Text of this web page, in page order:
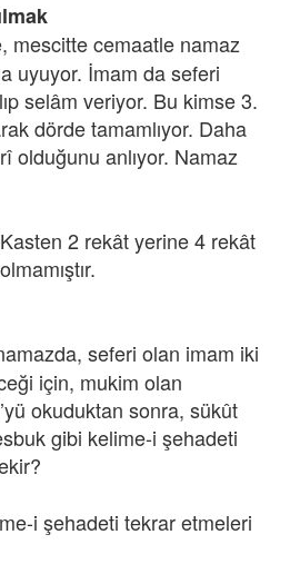
mescitte cemaatle namaz
uyuyor. İmam da seferi
selâm veriyor. Bu kimse 3.
dörde tamamlıyor. Daha
olduğunu anlıyor. Namaz
2 rekât yerine 4 rekât
seferi olan imam iki
için, mukim olan
okuduktan sonra, sükût
gibi kelime-i şehadeti
i şehadeti tekrar etmeleri